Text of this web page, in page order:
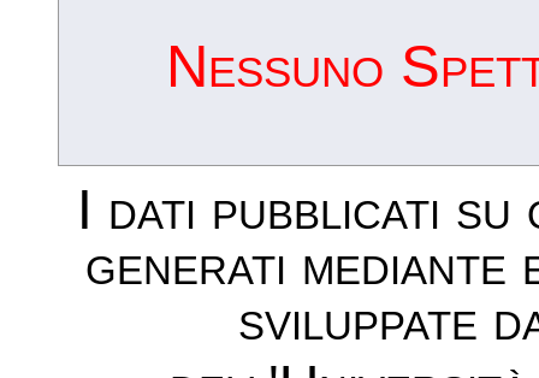
Nessuno
I dati pubblicati su
generati mediante
sviluppate